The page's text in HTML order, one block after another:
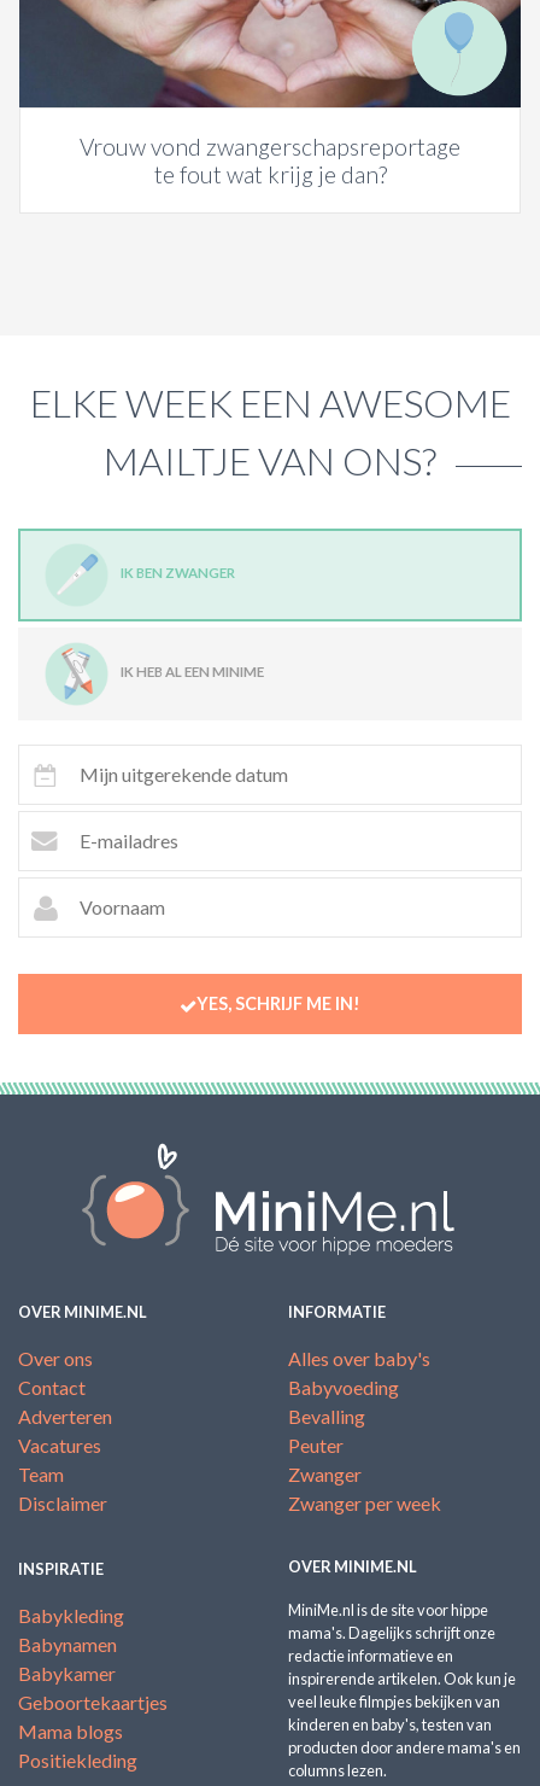
Vrouw vond zwangerschapsreportage
te fout wat krijg je dan?
ELKE WEEK EEN AWESOME
MAILTJE VAN ONS?
IK BEN ZWANGER
IK HEB AL EEN MINIME
YES, SCHRIJF ME IN!
OVER MINIME.NL
Over ons
Contact
Adverteren
Vacatures
Team
Disclaimer
INFORMATIE
Alles over baby's
Babyvoeding
Bevalling
Peuter
Zwanger
Zwanger per week
INSPIRATIE
Babykleding
Babynamen
Babykamer
Geboortekaartjes
Mama blogs
Positiekleding
OVER MINIME.NL
MiniMe.nl is de site voor hippe
mama's. Dagelijks schrijft onze
redactie informatieve en
inspirerende artikelen. Ook kun je
veel leuke filmpjes bekijken van
kinderen en baby's, testen van
producten door andere mama's en
columns lezen.